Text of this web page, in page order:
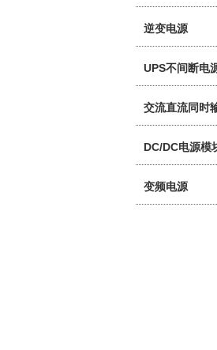
逆变电源
UPS不间断电
交流直流同时
DC/DC电源模
变频电源